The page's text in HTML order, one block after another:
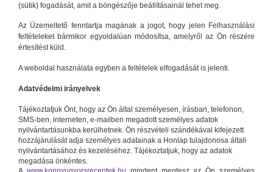
(sütik) fogadását, amit a böngészője beállításainál tehet meg.
Az Üzemeltető fenntartja magának a jogot, hogy jelen Felhasználási
feltételeket bármikor egyoldalúan módosítsa, amelyről az Ön részére
értesítést küld.
A weboldal használata egyben a feltételek elfogadását is jelenti.
Adatvédelmi irányelvek
Tájékoztatjuk Önt, hogy az Ön által személyesen, írásban, telefonon,
SMS-ben, interneten, e-mailben megadott személyes adatok
nyilvántartásunkba kerülhetnek. Ön részvételi szándékával kifejezett
hozzájárulását adja személyes adatainak a Honlap tulajdonosa általi
nyilvántartásához és kezeléséhez. Tájékoztatjuk, hogy az adatok
megadása önkéntes.